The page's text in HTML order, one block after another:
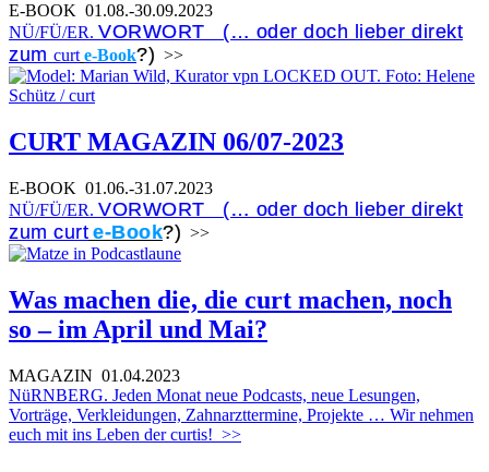
E-BOOK 01.08.-30.09.2023
NÜ/FÜ/ER. VORWORT (… oder doch lieber direkt
zum curt e-Book?) >>
CURT MAGAZIN 06/07-2023
E-BOOK 01.06.-31.07.2023
NÜ/FÜ/ER. VORWORT (… oder doch lieber direkt
zum curt e-Book?) >>
Was machen die, die curt machen, noch
so – im April und Mai?
MAGAZIN 01.04.2023
NüRNBERG. Jeden Monat neue Podcasts, neue Lesungen,
Vorträge, Verkleidungen, Zahnarzttermine, Projekte … Wir nehmen
euch mit ins Leben der curtis! >>